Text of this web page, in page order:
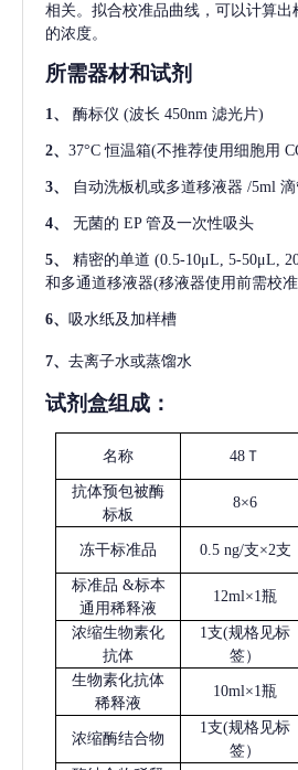
相关。拟合校准品曲线，可以计算出
的浓度。
所需器材和试剂
1、 酶标仪 (波长 450nm 滤光片)
2、 37°C 恒温箱(不推荐使用细胞用
3、 自动洗板机或多道移液器 /5ml
4、 无菌的 EP 管及一次性吸头
5、 精密的单道 (0.5-10μL, 5-50μL,
和多通道移液器(移液器使用前需校准
6、 吸水纸及加样槽
7、 去离子水或蒸馏水
试剂盒组成：
名称 48Ｔ
抗体预包被酶
标板
8×6
冻干标准品 0.5 ng/支×2支
标准品 &标本
通用稀释液
12ml×1瓶
浓缩生物素化
抗体
1支(规格见标
签）
生物素化抗体
稀释液
10ml×1瓶
浓缩酶结合物
1支(规格见标
签）